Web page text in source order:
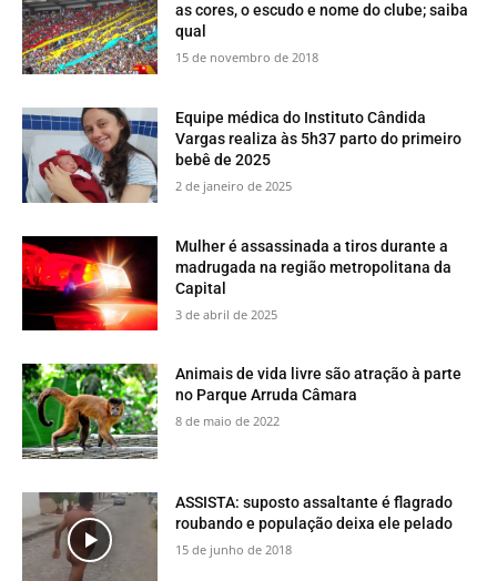
as cores, o escudo e nome do clube; saiba
qual
15 de novembro de 2018
Equipe médica do Instituto Cândida
Vargas realiza às 5h37 parto do primeiro
bebê de 2025
2 de janeiro de 2025
Mulher é assassinada a tiros durante a
madrugada na região metropolitana da
Capital
3 de abril de 2025
​Animais de vida livre são atração à parte
no Parque Arruda Câmara
8 de maio de 2022
ASSISTA: suposto assaltante é flagrado
roubando e população deixa ele pelado
15 de junho de 2018